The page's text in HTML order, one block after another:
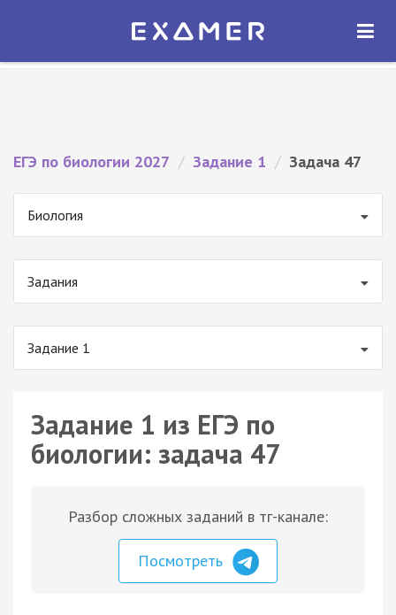
Экзамер — ЕГЭ 2027
ОТКРЫТЬ
ЕГЭ по биологии 2027 / Задание 1 / Задача 47
Биология
Задания
Задание 1
Задание 1 из ЕГЭ по
биологии: задача 47
Разбор сложных заданий в тг-канале:
Посмотреть